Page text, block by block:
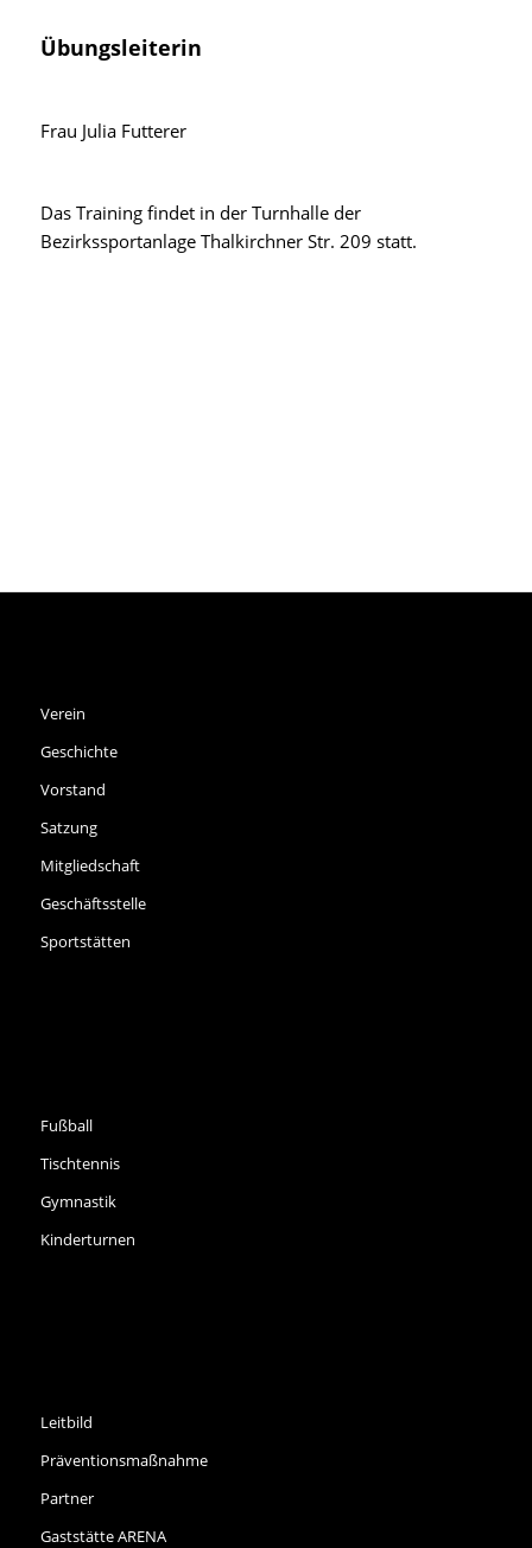
Übungsleiterin
Frau Julia Futterer
Das Training findet in der Turnhalle der
Bezirkssportanlage Thalkirchner Str. 209 statt.
Verein
Geschichte
Vorstand
Satzung
Mitgliedschaft
Geschäftsstelle
Sportstätten
Fußball
Tischtennis
Gymnastik
Kinderturnen
Leitbild
Präventionsmaßnahme
Partner
Gaststätte ARENA